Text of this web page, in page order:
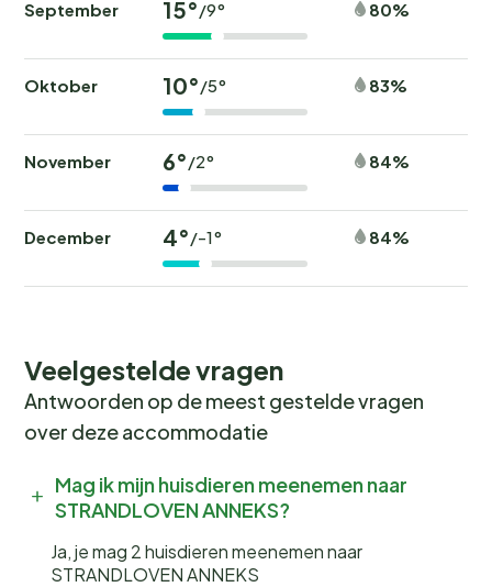
September 15°/9° 80%
Oktober 10°/5° 83%
November 6°/2° 84%
December 4°/-1° 84%
Veelgestelde vragen
Antwoorden op de meest gestelde vragen
over deze accommodatie
Mag ik mijn huisdieren meenemen naar
STRANDLOVEN ANNEKS?
Ja, je mag 2 huisdieren meenemen naar
STRANDLOVEN ANNEKS